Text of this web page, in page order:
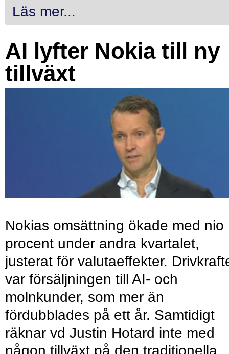
Läs mer...
AI lyfter Nokia till ny
tillväxt
Nokias omsättning ökade med nio
procent under andra kvartalet,
justerat för valutaeffekter.
var försäljningen till AI- och
molnkunder, som mer än
fördubblades på ett år. Samtidigt
räknar vd Justin Hotard inte med